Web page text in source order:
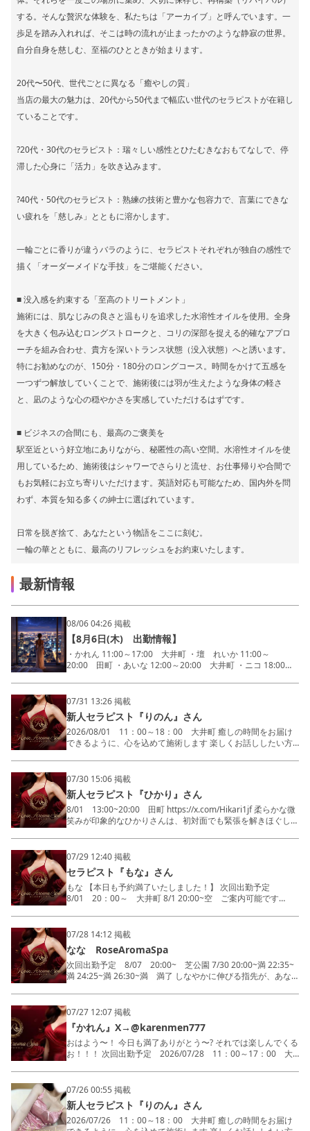
する。そんな贅沢な体験を、私たちは「アーカイブ」と呼んでいます。一
歩足を踏み入れれば、そこは時の流れが止まったかのような静寂の世界。
自分自身を慈しむ、至福のひとときが始まります。
20代〜50代、世代ごとに異なる「癒やしの質」
当店の最大の魅力は、20代から50代まで幅広い世代のセラピストが在籍し
ていることです。
?20代・30代のセラピスト：瑞々しい感性とひたむきなおもてなしで、停
滞した心身に「活力」を吹き込みます。
?40代・50代のセラピスト：熟練の技術と豊かな包容力で、言葉にできな
い疲れを「慈しみ」とともに溶かします。
一輪ごとに香りが違うバラのように、セラピストそれぞれが独自の感性で
描く「オーダーメイドな手技」をご堪能ください。
■ 没入感を約束する「至高のトリートメント」
施術には、肌なじみの良さと温もりを追求した水溶性オイルを使用。全身
を大きく包み込むロングストロークと、コリの深部を捉える的確なアプロ
ーチを組み合わせ、貴方を深いトランス状態（没入状態）へと誘います。
特にお勧めなのが、150分・180分のロングコース。時間をかけて五感を
一つずつ解放していくことで、施術後には羽が生えたような身体の軽さ
と、凪のような心の穏やかさを実感していただけるはずです。
■ ビジネスの合間にも、最高のご褒美を
駅至近という好立地にありながら、秘匿性の高い空間。水溶性オイルを使
用しているため、施術後はシャワーでさらりと流せ、お仕事帰りや合間で
もお気軽にお立ち寄りいただけます。英語対応も可能なため、国内外を問
わず、本質を知る多くの紳士に選ばれています。
日常を脱ぎ捨て、あなたという物語をここに刻む。
一輪の華とともに、最高のリフレッシュをお約束いたします。
最新情報
08/06 04:26 掲載
【8月6日(木) 出勤情報】
・かれん 11:00～17:00 大井町 ・壇 れいか 11:00～
20:00 田町 ・あいな 12:00～20:00 大井町 ・ニコ 18:00～
19:00～翌3:30 田町 ・一ノ瀬 あやな 芝公園 20:00～翌
2:00 ・みなみ 20:00～翌5:00 田町 ・まみこ 20:00～翌
5:00 大井町 ・りん 21:00～翌5:00 芝公園 #セラピスト #オ
イルマッサージ #ローズアロマスパ 今日は8月6日です。主な
記念日として「広島平和記念日（広島原爆忌）」や「World
Wide Webの日」があります。 ご来店を心よりお待ちしており
RoseAromaSpa 女性の柔らかさと優しさを 贅沢に感じるこ
とのできる メンズエステならではの 時間を存分にご堪能くだ
さい 癒しのリラクゼーションを... 心身ともにケアします 施術
に関しましては お客様のご要望ご期待に答えられる、 深い感
動のリラクゼーションを ご堪能いただけます
07/31 13:26 掲載
新人セラピスト『りのん』さん
2026/08/01 11：00～18：00 大井町 癒しの時間をお届け
できるように、心を込めて施術します 楽しくお話ししたい方
の肌に包まれた、圧倒的な美しさと愛嬌を持つ『りのん』さ
ん。思わず二度見してしまう綺麗系ルックスに、ふと見せる可
愛い笑顔、そしておっとりとした癒し系の雰囲気が、日常の疲
れを一瞬で溶かしてくれることでしょう。バストの柔らかなぬ
くもりを感じながら、積極的で大胆な手つきが生み出すたっぷ
りオイルの感触に、あなたは全身で新たな快感を体感するは
に責め立て、四つん這いの体勢では彼女の巧みな手技がさらに
際立ちます。また、コスプレや個人衣装、持ち込み衣装、ベビ
ードールなど多彩なスタイルでの施術も可能。色気を纏いなが
らも清楚さを感じさせる絶妙なバランスは、まさに予約困難な
人気セラピストの証。ルックス重視の方にも自信を持っておす
すめできる、極上のひとときを『りのん』さんがご提供しま
時間が、ここにはあります。
07/30 15:06 掲載
新人セラピスト『ひかり』さん
8/01 13:00~20:00 田町 https://x.com/Hikari1jf 柔らかな微
笑みが印象的なひかりさんは、初対面でも緊張を解きほぐして
らしい上品さを兼ね備え、まるで都会のオアシスのような存在
です。彼女の美しい色白の美肌は、思わず見惚れてしまうほど
の透明感。小柄でバランスの取れた魅惑的なボディラインは、
繊細さと女性らしさを同時に感じさせてくれます。おっとりと
した優しい性格で、どんなご要望にも丁寧に耳を傾ける聞き上
手。性格や接客を何より大切にし、自然な愛嬌と清潔感のある
ており、忙しい日々の疲れをそっと癒してくれることでしょ
う。 ひかりさんはレア出勤のため、出会えるチャンスはとて
も貴重です。ベビードールを身に纏った際の美しさは格別で、
綺麗系の魅力とOL系の品格が見事に調和したひとときをお届
けいたします。
07/29 12:40 掲載
セラピスト『もな』さん
もな 【本日も予約満了いたしました！】 次回出勤予定
8/01 20：00～ 大井町 8/1 20:00~空 ご案内可能です
満 21:50~満 23:40~満 27:50~満 満了 ／ たくさんのご予約あ
りがとうございます?‍♂️ 明日以降も好評につき早めのご予約が
オススメです? ＼ 彼女のオイルトリートメントは、疲れた身体
と心にじんわりと染み込み、芯からほぐされるような贅沢な時
間を提供してくれます。滑らかな手つきと、肌に吸い付くよう
な丁寧な施術に身を委ねていると、現実を忘れ、至福の世界へ
とのひとときはまさに夢の時間。ぜひ一度その贅沢なひととき
を体感してください。
07/28 14:12 掲載
なな RoseAromaSpa
次回出勤予定 8/07 20:00~ 芝公園 7/30 20:00~満 22:35~
満 24:25~満 26:30~満 満了 しなやかに伸びる指先が、あな
まさに成熟した大人の女性ならではの包容力と色気を兼ね備え
た存在。思わず見惚れてしまうような滑らかなライン、美しさ
の中に潜む艶やかな魅力が、心をざわめかせずにはいられませ
ん。 彼女が繰り出すボディケアの手技は、ただの癒しでは終
わりません。肌に触れた瞬間に全身がじわりと熱を帯び、力強
さと繊細さが絶妙に交差するその感触は、まるで陶酔の世界へ
ていくたび、日常の疲れも、心の奥底に隠していた欲望さえ
も、優しく解き放たれていきます。 大人の女性ならではの落
ち着いた雰囲気と、思わずドキリとするような妖艶さ。そのす
べてを、ななさんは惜しみなくあなたへ注ぎます。一度彼女の
施術を味わえば、もう他の誰かでは満たされない――。美魔女
07/27 12:07 掲載
『かれん』X→@karenmen777
おはよう〜！ 今日も満了ありがとう〜? それでは楽しんでくる
お！！！ 次回出勤予定 2026/07/28 11：00～17：00 大
https://x.com/karenmen777 透き通るような色白美肌と、モ
デルのようなオーラをまとう美人セラピスト「かれん」さん
が、ついに本日レア出勤！その綺麗な佇まいと、思わず見惚れ
てしまう小悪魔系の愛嬌ある笑顔は、初対面から心を奪われる
こと間違いなし。明るくフレンドリーな性格で、どんなお客様
07/26 00:55 掲載
新人セラピスト『りのん』さん
2026/07/26 11：00～18：00 大井町 癒しの時間をお届け